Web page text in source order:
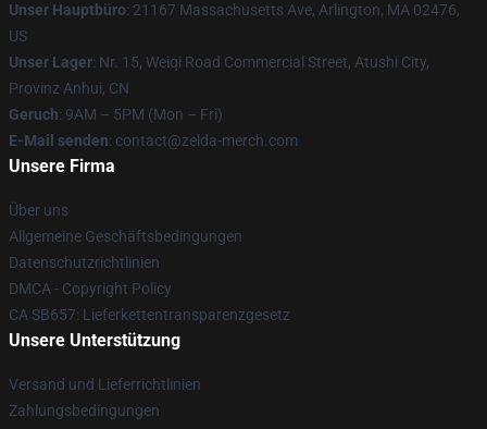
Unser Hauptbüro: 21167 Massachusetts Ave, Arlington, MA 02476,
US
Unser Lager: Nr. 15, Weiqi Road Commercial Street, Atushi City,
Provinz Anhui, CN
Geruch: 9AM – 5PM (Mon – Fri)
E-Mail senden: contact@zelda-merch.com
Unsere Firma
Über uns
Allgemeine Geschäftsbedingungen
Datenschutzrichtlinien
DMCA - Copyright Policy
CA SB657: Lieferkettentransparenzgesetz
Unsere Unterstützung
Versand und Lieferrichtlinien
Zahlungsbedingungen